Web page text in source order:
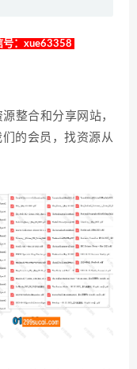
：xue63358
整合和分享网站，
的会员，找资源从